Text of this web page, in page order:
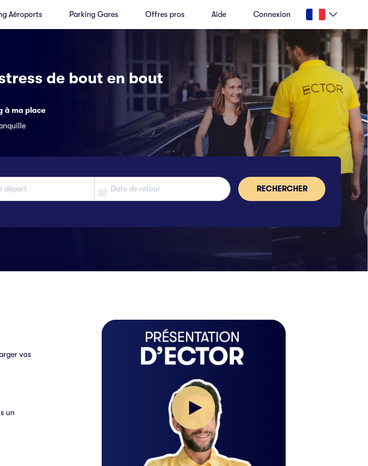
Aéroports Parking Gares Offres pros Aide Connexion
de bout en bout
à ma place
RECHERCHER
vos
un